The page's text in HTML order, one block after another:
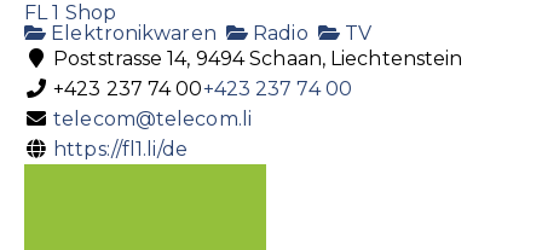
FL 1 Shop
Elektronikwaren
Radio
TV
Poststrasse 14, 9494 Schaan, Liechtenstein
+423 237 74 00+423 237 74 00
telecom@telecom.li
https://fl1.li/de